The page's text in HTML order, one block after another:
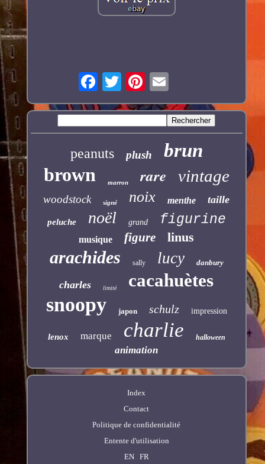
peanuts plush
brun
brown
marron rare vintage
woodstock signé noix menthe taille
peluche noël grand figurine
musique figure linus
arachides sally lucy danbury
charles limité cacahuètes
snoopy japon schulz impression
lenox marque charlie halloween
animation
Index
Contact
Politique de confidentialité
Entente d'utilisation
EN
FR